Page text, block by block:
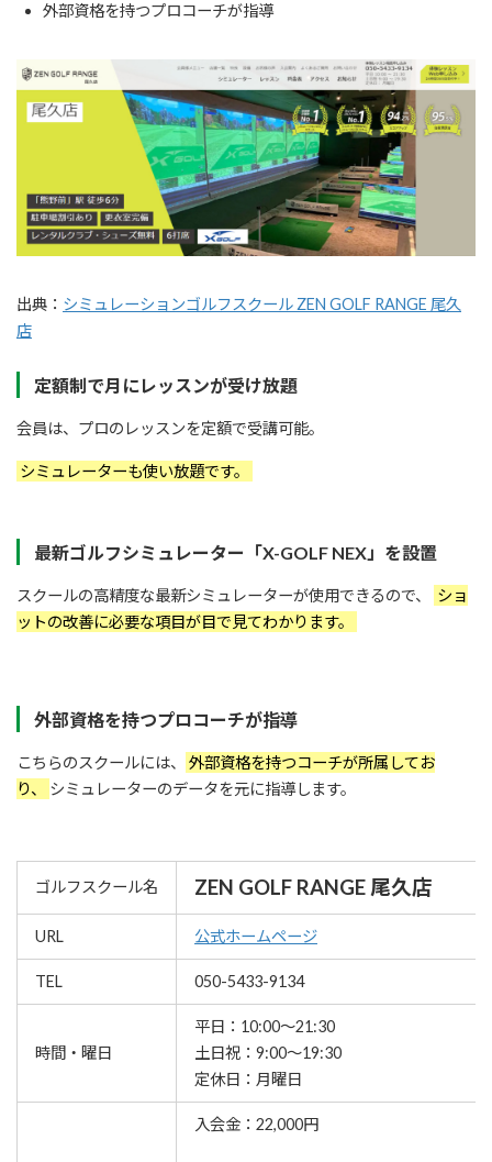
外部資格を持つプロコーチが指導
出典： シミュレーションゴルフスクール ZEN GOLF RANGE 尾久
店
定額制で月にレッスンが受け放題
会員は、プロのレッスンを定額で受講可能。
シミュレーターも使い放題です。
最新ゴルフシミュレーター「X-GOLF NEX」を設置
スクールの高精度な最新シミュレーターが使用できるので、
ショ
ットの改善に必要な項目が目で見てわかります。
外部資格を持つプロコーチが指導
こちらのスクールには、
外部資格を持つコーチが所属してお
り、 シミュレーターのデータを元に指導します。
ゴルフスクール名 ZEN GOLF RANGE 尾久店
URL 公式ホームページ
TEL 050-5433-9134
時間・曜日
平日：10:00～21:30
土日祝：9:00～19:30
定休日：月曜日
入会金：22,000円